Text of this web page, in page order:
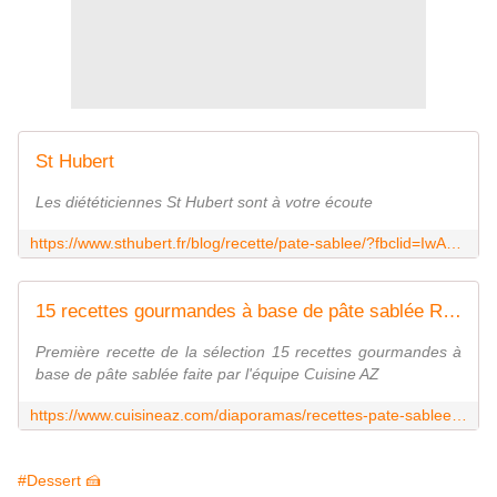
St Hubert
Les diététiciennes St Hubert sont à votre écoute
15 recettes gourmandes à base de pâte sablée Recette 1 | Cuisine AZ
Première recette de la sélection 15 recettes gourmandes à
base de pâte sablée faite par l'équipe Cuisine AZ
#Dessert 🍰